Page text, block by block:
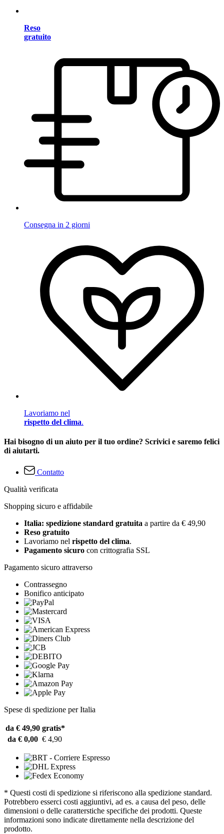
Reso
gratuito
Consegna in 2 giorni
Lavoriamo nel
rispetto del clima.
Hai bisogno di un aiuto per il tuo ordine? Scrivici e saremo felici
di aiutarti.
Contatto
Qualità verificata
Shopping sicuro e affidabile
Italia: spedizione standard gratuita a partire da € 49,90
Reso gratuito
Lavoriamo nel rispetto del clima.
Pagamento sicuro con crittografia SSL
Pagamento sicuro attraverso
Contrassegno
Bonifico anticipato
Spese di spedizione per Italia
da € 49,90 gratis*
da € 0,00 € 4,90
* Questi costi di spedizione si riferiscono alla spedizione standard.
Potrebbero esserci costi aggiuntivi, ad es. a causa del peso, delle
dimensioni o delle caratterstiche specifiche dei prodotti. Queste
informazioni sono indicate direttamente nella descrizione del
prodotto.